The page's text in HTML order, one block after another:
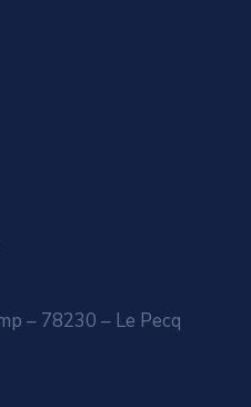
– 78230 – Le Pecq